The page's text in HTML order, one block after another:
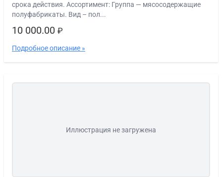
срока действия. Ассортимент: Группа — мясосодержащие
полуфабрикаты. Вид – пол...
10 000.00 ₽
Подробное описание »
Иллюстрация не загружена